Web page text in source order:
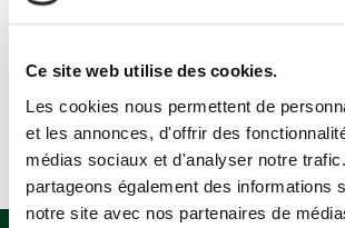
Ce site web utilise des cookies.
Les cookies nous permettent de
et les annonces, d'offrir des
médias sociaux et d'analyser notre
partageons également des informations
notre site avec nos partenaires de